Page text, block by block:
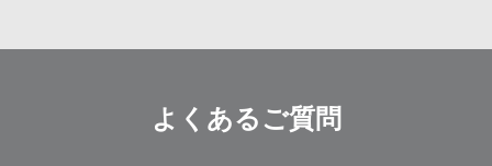
よくあるご質問